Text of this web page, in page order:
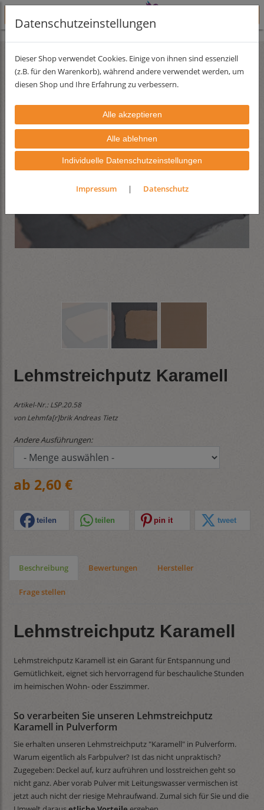
Lehmfarben
Lehmstreichputz Karamell
Artikel-Nr.:LSP.20.58
von Lehmfa[r]brik Andreas Tietz
Andere Ausführungen:
ab 2,60 €
teilen teilen pin it tweet
Beschreibung Bewertungen Hersteller
Frage stellen
Lehmstreichputz Karamell
Lehmstreichputz Karamell ist ein Garant für Entspannung und
Gemütlichkeit, eignet sich hervorragend für beschauliche Stunden
im heimischen Wohn- oder Esszimmer.
So verarbeiten Sie unseren Lehmstreichputz
Karamell in Pulverform
Sie erhalten unseren Lehmstreichputz "Karamell" in Pulverform.
Warum eigentlich als Farbpulver? Ist das nicht unpraktisch?
Zugegeben: Deckel auf, kurz aufrühren und losstreichen geht so
nicht ganz. Aber vorab Pulver mit Leitungswasser vermischen ist
jetzt auch nicht der riesige Mehraufwand. Zumal sich für Sie und die
Datenschutzeinstellungen
Dieser Shop verwendet Cookies. Einige von ihnen sind essenziell
(z.B. für den Warenkorb), während andere verwendet werden, um
diesen Shop und Ihre Erfahrung zu verbessern.
Individuelle Datenschutzeinstellungen
Impressum | Datenschutz